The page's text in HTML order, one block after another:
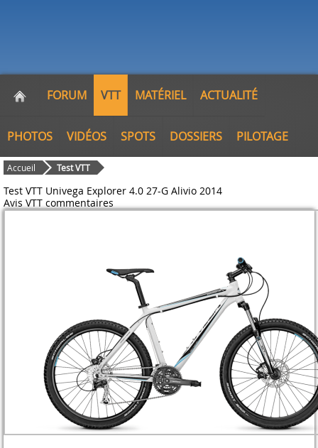
FORUM VTT MATÉRIEL ACTUALITÉ
PHOTOS VIDÉOS SPOTS DOSSIERS PILOTAGE
Accueil Test VTT
Test VTT Univega Explorer 4.0 27-G Alivio 2014
Avis VTT commentaires